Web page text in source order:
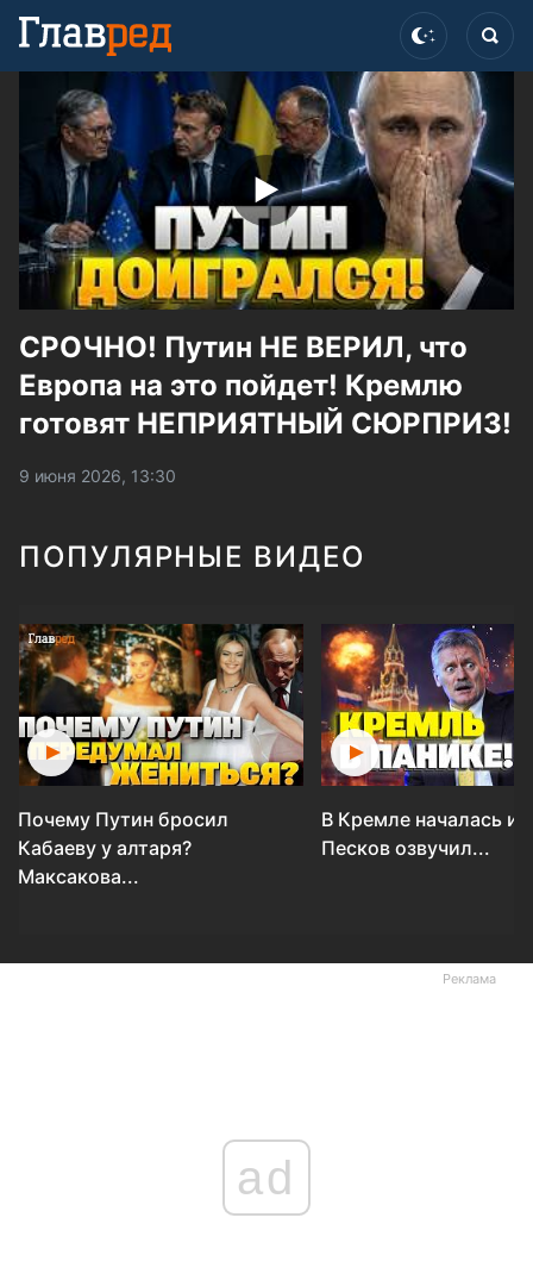
СРОЧНО! Путин НЕ ВЕРИЛ, что
Европа на это пойдет! Кремлю
готовят НЕПРИЯТНЫЙ СЮРПРИЗ!
9 июня 2026, 13:30
ПОПУЛЯРНЫЕ ВИДЕО
Почему Путин бросил
Кабаеву у алтаря?
Максакова...
В Кремле началась
Песков озвучил...
Реклама
ad